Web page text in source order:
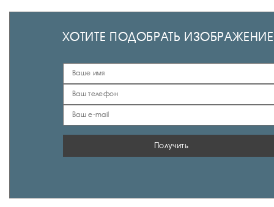
ХОТИТЕ ПОДОБРАТЬ
Получить